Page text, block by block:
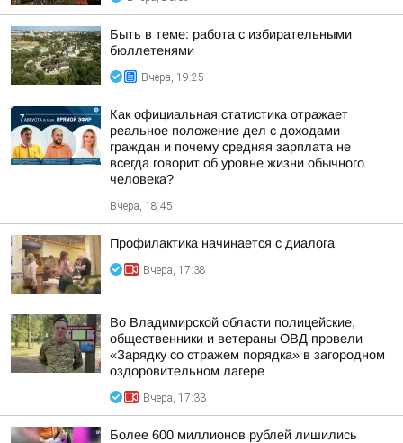
Быть в теме: работа с избирательными
бюллетенями
Вчера, 19:25
Как официальная статистика отражает
реальное положение дел с доходами
граждан и почему средняя зарплата не
всегда говорит об уровне жизни обычного
человека?
Вчера, 18:45
Профилактика начинается с диалога
Вчера, 17:38
Во Владимирской области полицейские,
общественники и ветераны ОВД провели
«Зарядку со стражем порядка» в загородном
оздоровительном лагере
Вчера, 17:33
Более 600 миллионов рублей лишились